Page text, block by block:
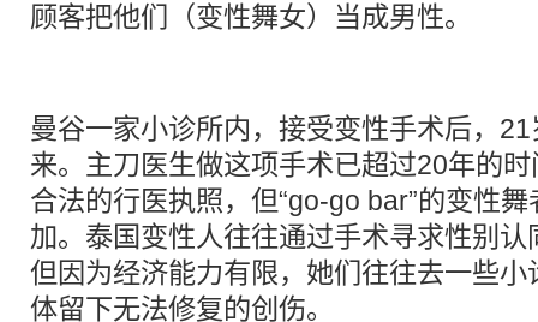
顾客把他们（变性舞女）当成男性。
曼谷一家小诊所内，接受变性手术后，
来。主刀医生做这项手术已超过20年的
合法的行医执照，但“go-go bar”的变性
加。泰国变性人往往通过手术寻求性别
但因为经济能力有限，她们往往去一些
体留下无法修复的创伤。